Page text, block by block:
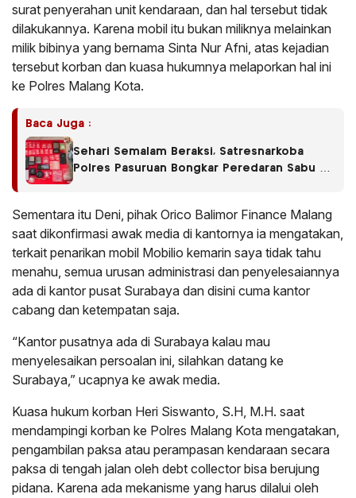
surat penyerahan unit kendaraan, dan hal tersebut tidak
dilakukannya. Karena mobil itu bukan miliknya melainkan
milik bibinya yang bernama Sinta Nur Afni, atas kejadian
tersebut korban dan kuasa hukumnya melaporkan hal ini
ke Polres Malang Kota.
Baca Juga :
Sehari Semalam Beraksi, Satresnarkoba
Polres Pasuruan Bongkar Peredaran Sabu di
Sementara itu Deni, pihak Orico Balimor Finance Malang
saat dikonfirmasi awak media di kantornya ia mengatakan,
terkait penarikan mobil Mobilio kemarin saya tidak tahu
menahu, semua urusan administrasi dan penyelesaiannya
ada di kantor pusat Surabaya dan disini cuma kantor
cabang dan ketempatan saja.
“Kantor pusatnya ada di Surabaya kalau mau
menyelesaikan persoalan ini, silahkan datang ke
Surabaya,” ucapnya ke awak media.
Kuasa hukum korban Heri Siswanto, S.H, M.H. saat
mendampingi korban ke Polres Malang Kota mengatakan,
pengambilan paksa atau perampasan kendaraan secara
paksa di tengah jalan oleh debt collector bisa berujung
pidana. Karena ada mekanisme yang harus dilalui oleh